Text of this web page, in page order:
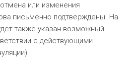
или изменения
письменно подтверждены. На
также указан возможный
с действующими